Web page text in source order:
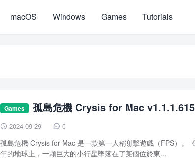
macOS Windows Games Tutorials
Games 孤島危機 Crysis for Mac
 2024-09-29  0
孤島危機 Crysis for Mac 是一款第一人稱射擊遊戲（FPS）。
年的地球上，一顆巨大的小行星墜落在了某個位於東...